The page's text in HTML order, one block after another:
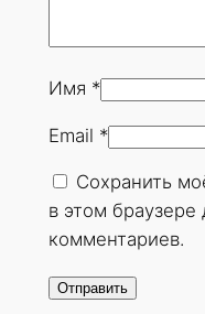
Имя *
Email *
Сохранить
в этом
комментариев.